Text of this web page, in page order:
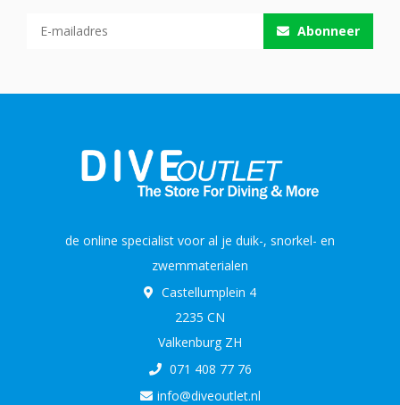
Abonneer
de online specialist voor al je duik-, snorkel- en
zwemmaterialen
Castellumplein 4
2235 CN
Valkenburg ZH
071 408 77 76
info@diveoutlet.nl